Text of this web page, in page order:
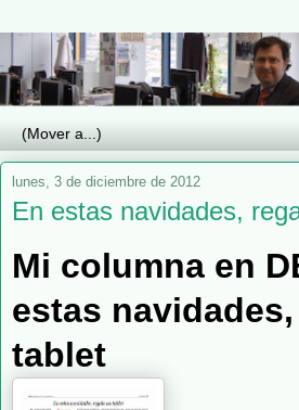
lunes, 3 de diciembre de 2012
En estas navidades,
Mi columna en
estas
tablet